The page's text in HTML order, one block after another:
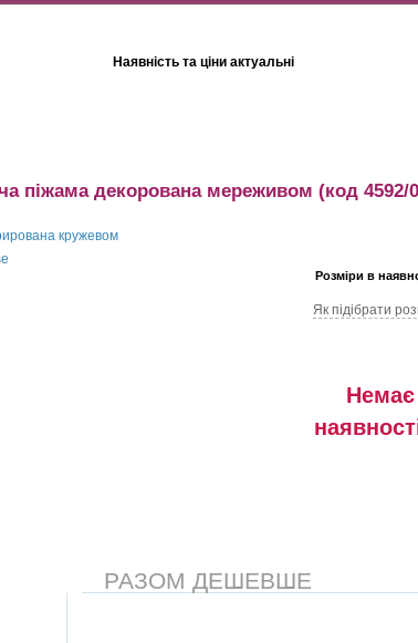
Наявність та ціни актуальні
піжама декорована мереживом (код 4592/
Розміри в
Як підібрати
РАЗОМ ДЕШЕВШЕ